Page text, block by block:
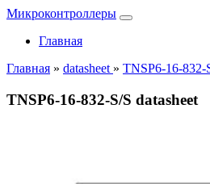
Микроконтроллеры
Главная
Главная » datasheet » TNSP6-16-832-
TNSP6-16-832-S/S datasheet